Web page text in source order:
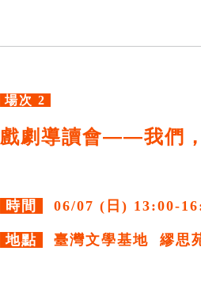
場次 2
戲劇導讀會——我們
時間 06/07 (日) 13:00-
地點 臺灣文學基地 繆思